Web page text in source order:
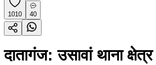
1010 40
दातागंज: उसावां थाना